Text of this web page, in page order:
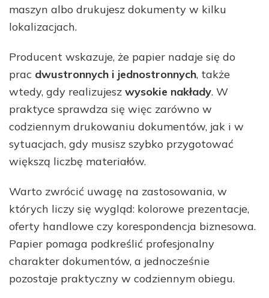
maszyn albo drukujesz dokumenty w kilku
lokalizacjach.
Producent wskazuje, że papier nadaje się do
prac dwustronnych i jednostronnych, także
wtedy, gdy realizujesz wysokie nakłady. W
praktyce sprawdza się więc zarówno w
codziennym drukowaniu dokumentów, jak i w
sytuacjach, gdy musisz szybko przygotować
większą liczbę materiałów.
Warto zwrócić uwagę na zastosowania, w
których liczy się wygląd: kolorowe prezentacje,
oferty handlowe czy korespondencja biznesowa.
Papier pomaga podkreślić profesjonalny
charakter dokumentów, a jednocześnie
pozostaje praktyczny w codziennym obiegu.